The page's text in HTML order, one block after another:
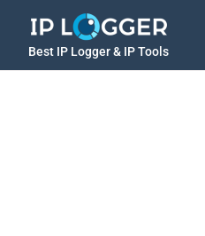
Best IP Logger & IP Tools